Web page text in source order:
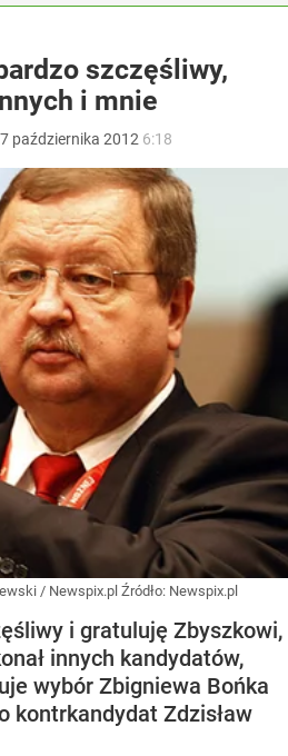
szczęśliwy,
i mnie
października 2012 6:18
/ Newspix.pl Źródło: Newspix.pl
i gratuluję Zbyszkowi,
innych kandydatów,
wybór Zbigniewa Bońka
kontrkandydat Zdzisław